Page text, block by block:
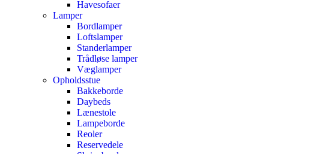
Havesofaer
Lamper
Bordlamper
Loftslamper
Standerlamper
Trådløse lamper
Væglamper
Opholdsstue
Bakkeborde
Daybeds
Lænestole
Lampeborde
Reoler
Reservedele